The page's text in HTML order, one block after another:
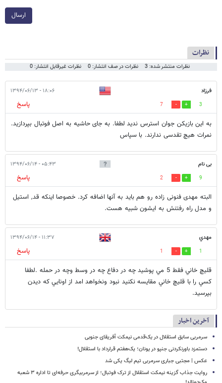
ارسال
نظرات
نظرات منتشر شده: 3 نظرات در صف انتشار: 0 نظرات غیرقابل انتشار: 0
فرزاد ۱۸:۰۶ - ۱۳۹۴/۰۶/۱۳
3
7
پاسخ
به اين بازيكن جوان استرس نديد لطفا. به جاى حاشيه به اصل فوتبال بپردازيد.
نمرات هيچ تقدسى ندارند. با سپاس
بی نام ۰۵:۴۳ - ۱۳۹۴/۰۶/۱۴
9
2
پاسخ
البته مهدی فنونی زاده رو هم باید به آنها اضافه کرد. خصوصا اینکه قد, استیل
و مدل راه رفتنش به ایشون شبیه هست.
مهدي ۱۱:۳۷ - ۱۳۹۴/۰۶/۱۴
1
1
پاسخ
قليچ خاني فقط 5 مي پوشيد چه در دفاع چه در وسط وچه در حمله .لطفا
كسي را با قليچ خاني مقايسه نكنيد نبود ونخواهد امد از اونايي كه ديدن
بپرسيد.
آخرین اخبار
سرمربی سابق استقلال در یک‌قدمی نیمکت آفریقای جنوبی
دستمزد باورنکردنی جنپو در یونان؛ یک‌هفتم قرارداد با استقلال!
عکس | مجتبی جباری سرمربی تیم لیگ یکی شد
روایت جذاب گزینه نیمکت استقلال از ترک فوتبال؛ از سرمربیگری حرفه‌ای تا اداره ۳ شعبه